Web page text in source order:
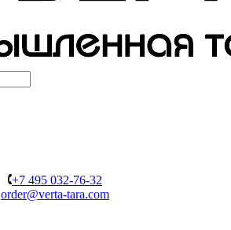
+7 495 032-76-32
order@verta-tara.com